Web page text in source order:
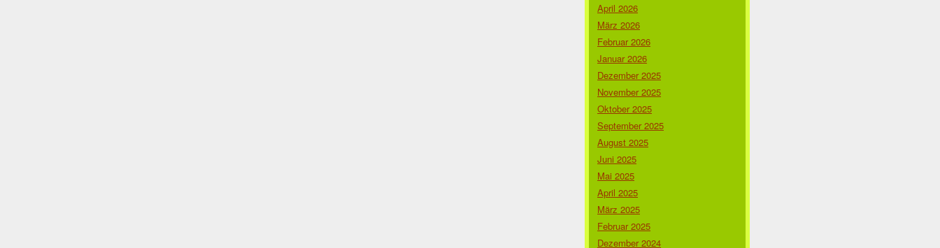
April 2026
März 2026
Februar 2026
Januar 2026
Dezember 2025
November 2025
Oktober 2025
September 2025
August 2025
Juni 2025
Mai 2025
April 2025
März 2025
Februar 2025
Dezember 2024